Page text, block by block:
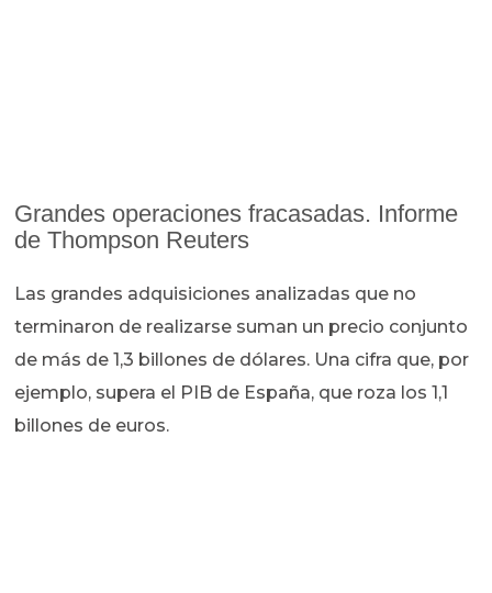
Grandes operaciones fracasadas. Informe
de Thompson Reuters
Las grandes adquisiciones analizadas que no
terminaron de realizarse suman un precio conjunto
de más de 1,3 billones de dólares. Una cifra que, por
ejemplo, supera el PIB de España, que roza los 1,1
billones de euros.